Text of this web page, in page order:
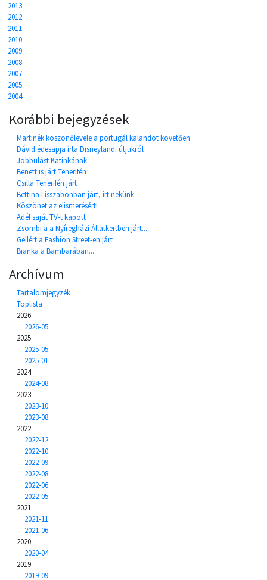
2013
2012
2011
2010
2009
2008
2007
2005
2004
Korábbi bejegyzések
Martinék köszönőlevele a portugál kalandot követően
Dávid édesapja írta Disneylandi útjukról
Jobbulást Katinkának'
Benett is járt Tenerifén
Csilla Tenerifén járt
Bettina Lisszabonban járt, írt nekünk
Köszönet az elismerésért!
Adél saját TV-t kapott
Zsombi a a Nyíregházi Állatkertben járt...
Gellért a Fashion Street-en járt
Bianka a Bambarában...
Archívum
Tartalomjegyzék
Toplista
2026
2026-05
2025
2025-05
2025-01
2024
2024-08
2023
2023-10
2023-08
2022
2022-12
2022-10
2022-09
2022-08
2022-06
2022-05
2021
2021-11
2021-06
2020
2020-04
2019
2019-09